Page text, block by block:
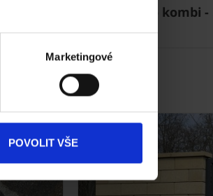
Marketingové
POVOLIT VŠE
Citytop Eko kombi -